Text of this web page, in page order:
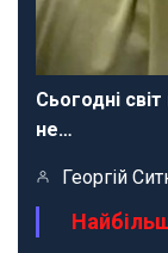
Сьогодні
не…
Георгій